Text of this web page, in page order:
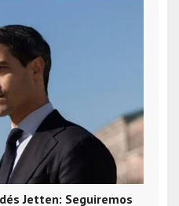
Jetten: Seguiremos